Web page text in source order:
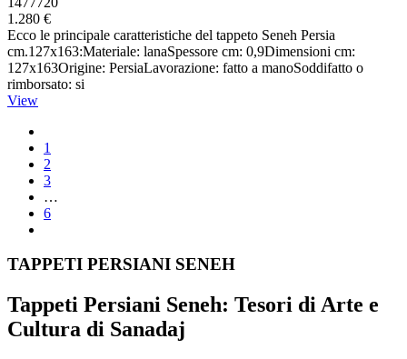
1.280 €
Ecco le principale caratteristiche del tappeto Seneh Persia
cm.127x163:Materiale: lanaSpessore cm: 0,9Dimensioni cm:
127x163Origine: PersiaLavorazione: fatto a manoSoddifatto o
rimborsato: si
View
1
2
3
…
6
TAPPETI PERSIANI SENEH
Tappeti Persiani Seneh: Tesori di Arte e
Cultura di Sanadaj